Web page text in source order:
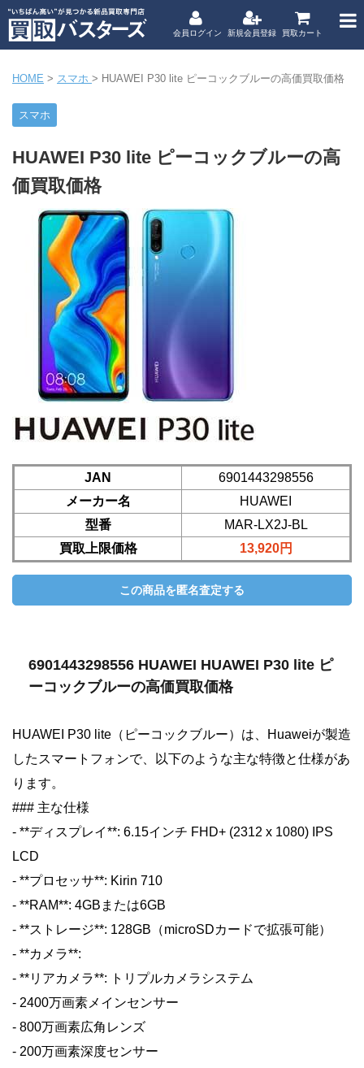
会員ログイン 新規会員登録 買取カート
HOME > スマホ > HUAWEI P30 lite ピーコックブルーの高価買取価格
スマホ
HUAWEI P30 lite ピーコックブルーの高
価買取価格
JAN
6901443298556
メーカー名
HUAWEI
型番
MAR-LX2J-BL
買取上限価格
13,920円
6901443298556 HUAWEI HUAWEI P30 lite ピ
ーコックブルーの高価買取価格
HUAWEI P30 lite（ピーコックブルー）は、Huaweiが製造
したスマートフォンで、以下のような主な特徴と仕様があ
ります。
### 主な仕様
- **ディスプレイ**: 6.15インチ FHD+ (2312 x 1080) IPS
LCD
- **プロセッサ**: Kirin 710
- **RAM**: 4GBまたは6GB
- **ストレージ**: 128GB（microSDカードで拡張可能）
- **カメラ**:
- **リアカメラ**: トリプルカメラシステム
- 2400万画素メインセンサー
- 800万画素広角レンズ
- 200万画素深度センサー